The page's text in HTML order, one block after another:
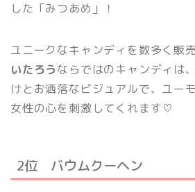
した「みつあめ」！
ユニークなキャンディを数多く販
いたろうならではのキャンディは
けとお洒落なビジュアルで、ユー
女性の心を刺激してくれます♡
2位 バウムクーヘン